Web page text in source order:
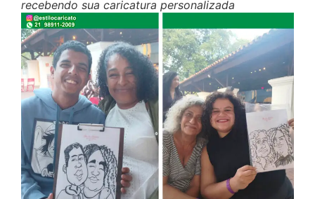
recebendo sua caricatura personalizada